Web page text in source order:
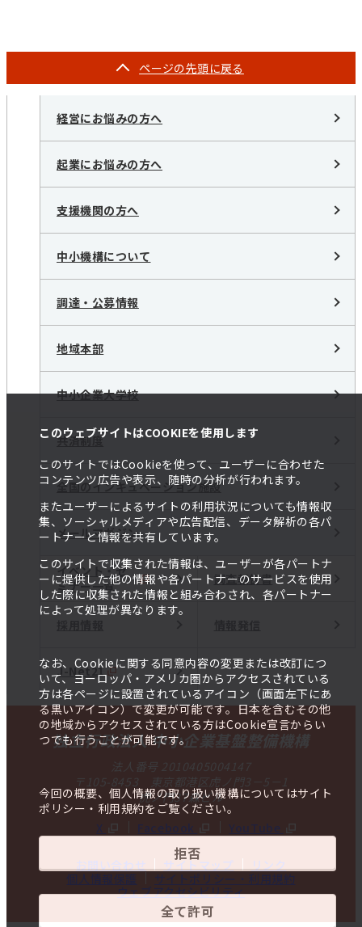
このウェブサイトはCOOKIEを使用します
このサイトではCookieを使って、ユーザーに合わせた
コンテンツ広告や表示、随時の分析が行われます。
またユーザーによるサイトの利用状況についても情報収
集、ソーシャルメディアや広告配信、データ解析の各パ
ートナーと情報を共有しています。
このサイトで収集された情報は、ユーザーが各パートナ
ーに提供した他の情報や各パートナーのサービスを使用
した際に収集された情報と組み合わされ、各パートナー
によって処理が異なります。
なお、Cookieに関する同意内容の変更または改訂につ
いて、ヨーロッパ・アメリカ圏からアクセスされている
方は各ページに設置されているアイコン（画面左下にあ
る黒いアイコン）で変更が可能です。日本を含むその他
の地域からアクセスされている方はCookie宣言からい
つでも行うことが可能です。
今回の概要、個人情報の取り扱い機構についてはサイト
ポリシー・利用規約をご覧ください。
拒否
全て許可
ページの先頭に戻る
経営にお悩みの方へ
起業にお悩みの方へ
支援機関の方へ
中小機構について
調達・公募情報
地域本部
中小企業大学校
共済制度
全国のインキュベーション施設
メールマガジン
イベント・セ
ミナー一覧
調査報告書
J-Net21
独立行政法人 中小企業基盤整備機構
法人番号 2010405004147
〒105-8453 東京都港区虎ノ門3－5－1
虎ノ門37森ビル
X
Facebook YouTube
お問い合わせ サイトマップ
リンク
個人情報保護
サイトポリシー・利用規約
ウェブアクセシビリティ